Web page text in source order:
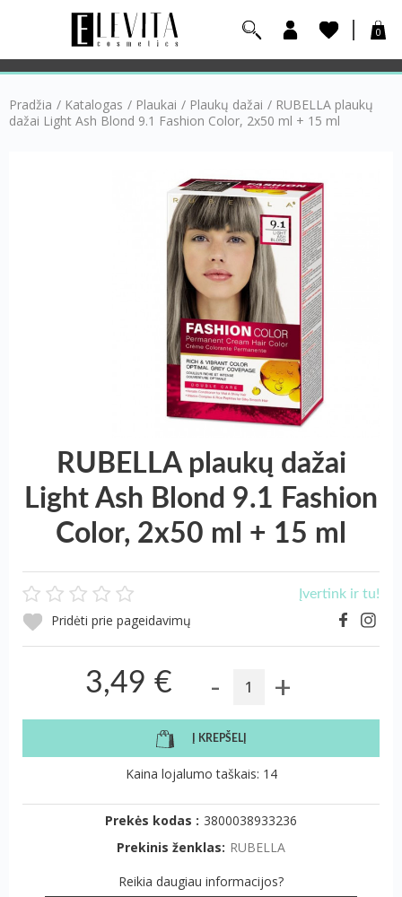
0
Pradžia / Katalogas / Plaukai / Plaukų dažai / RUBELLA plaukų
dažai Light Ash Blond 9.1 Fashion Color, 2x50 ml + 15 ml
RUBELLA plaukų dažai
Light Ash Blond 9.1 Fashion
Color, 2x50 ml + 15 ml
Įvertink ir tu!
Pridėti prie pageidavimų
3,49 € - +
Į KREPŠELĮ
Kaina lojalumo taškais: 14
Prekės kodas : 3800038933236
Prekinis ženklas: RUBELLA
Reikia daugiau informacijos?